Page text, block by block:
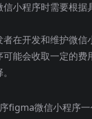
小程序时需要根据
在开发和维护微信
能会收取一定的费
figma微信小程序